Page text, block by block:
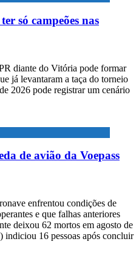
só campeões nas
diante do Vitória pode formar
já levantaram a taça do torneio
2026 pode registrar um cenário
de avião da Voepass
enfrentou condições de
e que falhas anteriores
deixou 62 mortos em agosto de
indiciou 16 pessoas após concluir